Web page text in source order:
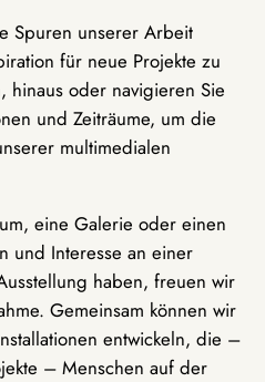
Spuren unserer Arbeit
für neue Projekte zu
hinaus oder navigieren Sie
und Zeiträume, um die
multimedialen
eine Galerie oder einen
und Interesse an einer
haben, freuen wir
Gemeinsam können wir
entwickeln, die –
– Menschen auf der